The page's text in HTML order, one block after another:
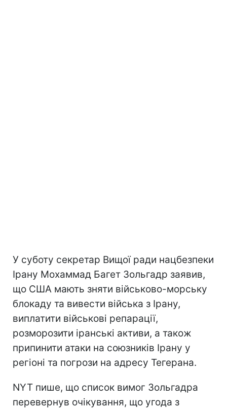
У суботу секретар Вищої ради нацбезпеки
Ірану Мохаммад Багет Зольгадр заявив,
що США мають зняти військово-морську
блокаду та вивести війська з Ірану,
виплатити військові репарації,
розморозити іранські активи, а також
припинити атаки на союзників Ірану у
регіоні та погрози на адресу Тегерана.
NYT пише, що список вимог Зольгадра
перевернув очікування, що угода з